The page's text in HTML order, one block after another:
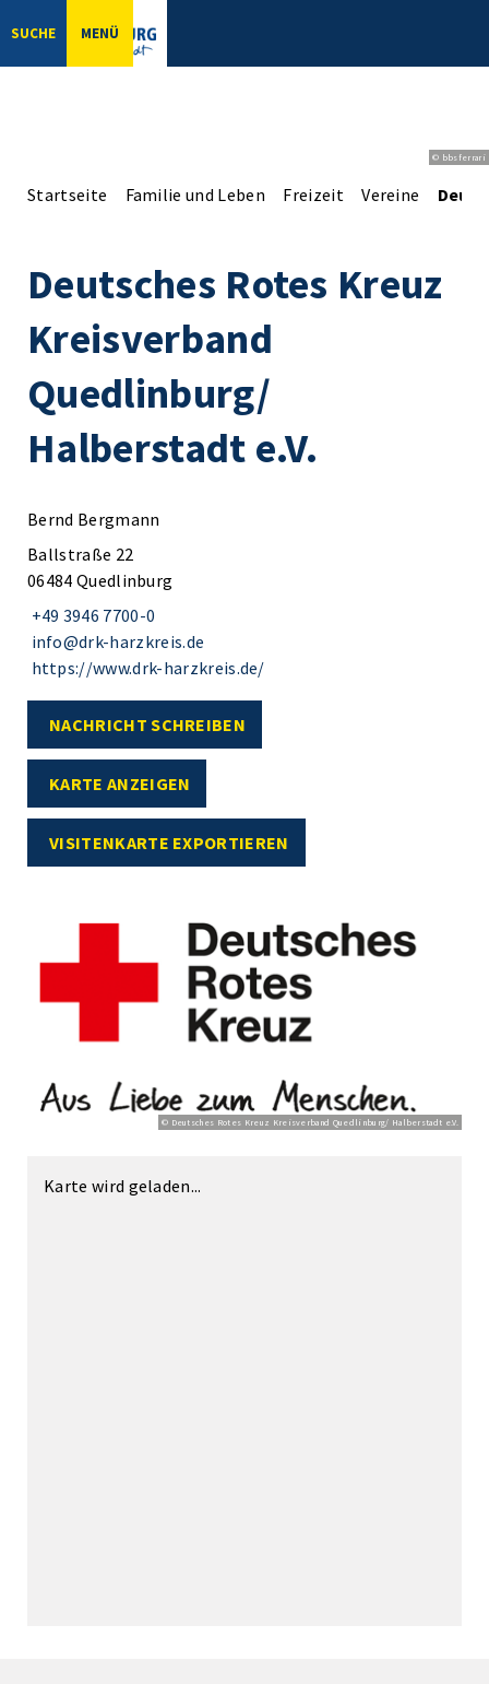
SUCHE MENÜ
© bbsferrari
Startseite Familie und Leben Freizeit Vereine
Deutsches Rotes Kreuz
Kreisverband
Quedlinburg/
Halberstadt e.V.
Bernd Bergmann
Ballstraße 22
06484 Quedlinburg
+49 3946 7700-0
info@drk-harzkreis.de
https://www.drk-harzkreis.de/
NACHRICHT SCHREIBEN
KARTE ANZEIGEN
VISITENKARTE EXPORTIEREN
© Deutsches Rotes Kreuz Kreisverband Quedlinburg/ Halberstadt e.V.
Karte wird geladen...